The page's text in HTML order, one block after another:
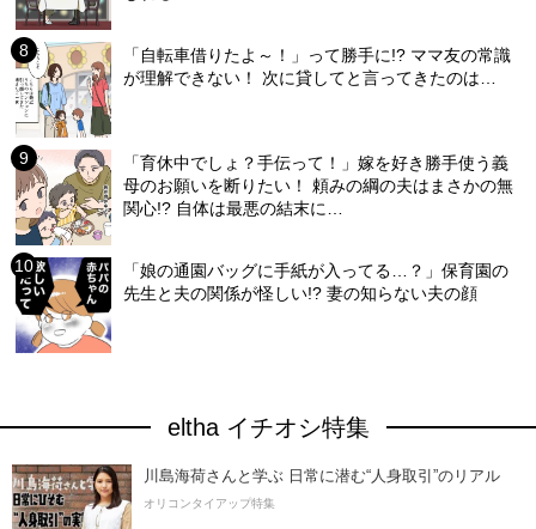
「自転車借りたよ～！」って勝手に!? ママ友の常識
が理解できない！ 次に貸してと言ってきたのは…
「育休中でしょ？手伝って！」嫁を好き勝手使う義
母のお願いを断りたい！ 頼みの綱の夫はまさかの無
関心!? 自体は最悪の結末に…
「娘の通園バッグに手紙が入ってる…？」保育園の
先生と夫の関係が怪しい!? 妻の知らない夫の顔
eltha イチオシ特集
川島海荷さんと学ぶ 日常に潜む“人身取引”のリアル
オリコンタイアップ特集